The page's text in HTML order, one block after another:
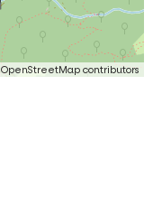
OpenStreetMap contributors